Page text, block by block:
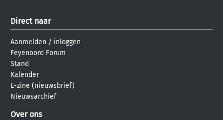
Direct naar
Aanmelden / inloggen
Feyenoord Forum
Stand
Kalender
E-zine (nieuwsbrief)
Nieuwsarchief
Over ons